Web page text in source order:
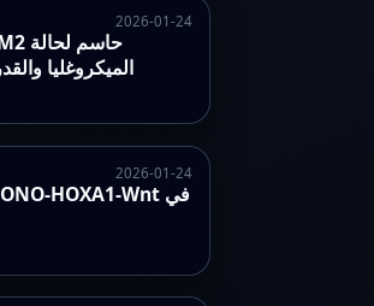
2026-01-24
الميكروغليا
2026-01-24